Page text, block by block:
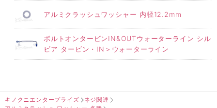
アルミクラッシュワッシャー 内径12.2mm
ボルトオンタービンIN&OUTウォーターライン シル
ビア タービン・IN＞ウォーターライン
キノクニエンタープライズ
ネジ関連